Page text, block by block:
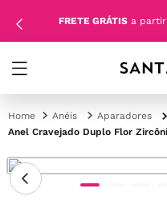
FRETE GRÁTIS a partir
Anéis
Aparadores
Anel Cravejado Duplo Flor